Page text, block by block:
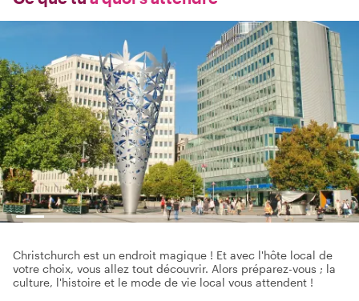
Christchurch est un endroit magique ! Et avec l'hôte local de
votre choix, vous allez tout découvrir. Alors préparez-vous ; la
culture, l'histoire et le mode de vie local vous attendent !